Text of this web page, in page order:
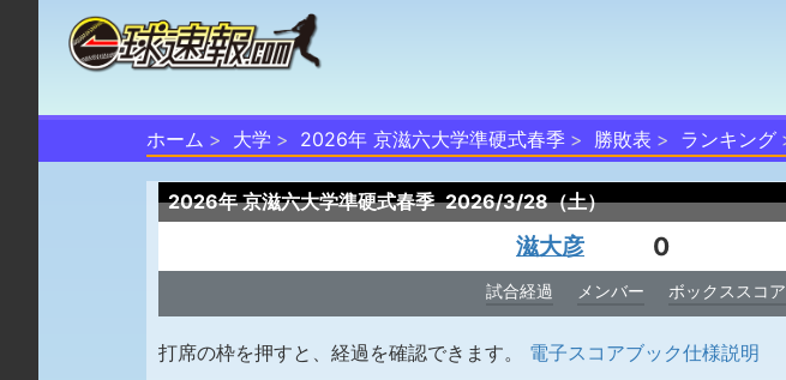
ホーム 大学 2026年 京滋六大学準硬式春季 勝敗表 ランキング
2026年 京滋六大学準硬式春季 2026/3/28（土）
滋大彦 0
試合経過 メンバー ボックススコア
打席の枠を押すと、経過を確認できます。 電子スコアブック仕様説明